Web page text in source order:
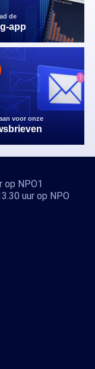
de
app
voor onze
op NPO1
uur op NPO